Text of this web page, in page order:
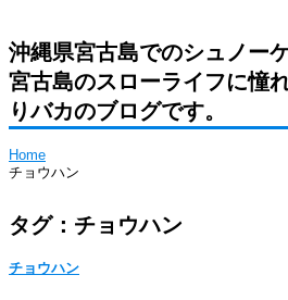
沖縄県宮古島でのシュノー
宮古島のスローライフに憧
りバカのブログです。
Home
チョウハン
タグ：チョウハン
チョウハン